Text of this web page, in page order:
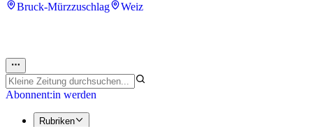
Bruck-Mürzzuschlag
Weiz
Abonnent:in werden
Rubriken